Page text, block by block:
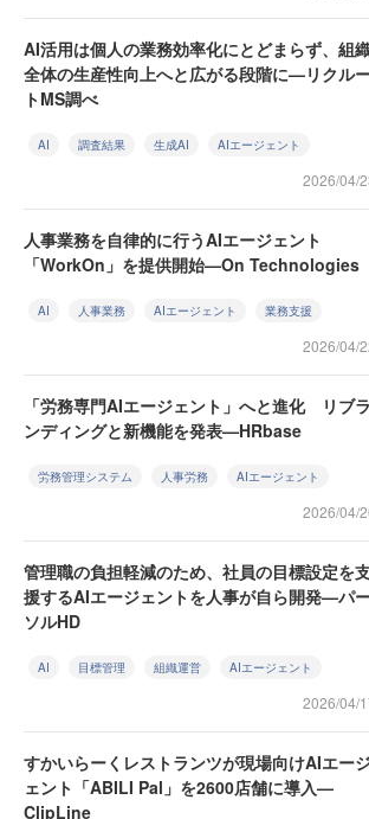
AI活用は個人の業務効率化にとどまらず、組
全体の生産性向上へと広がる段階に—リクル
トMS調べ
AI 調査結果 生成AI AIエージェント
2026/04/
人事業務を自律的に行うAIエージェント
「WorkOn」を提供開始—On Technologies
AI 人事業務 AIエージェント 業務支援
2026/04/
「労務専門AIエージェント」へと進化 リブラ
ンディングと新機能を発表—HRbase
労務管理システム 人事労務 AIエージェント
2026/04/
管理職の負担軽減のため、社員の目標設定を
援するAIエージェントを人事が自ら開発—パ
ソルHD
AI 目標管理 組織運営 AIエージェント
2026/04/
すかいらーくレストランツが現場向けAIエー
ェント「ABILI Pal」を2600店舗に導入—
ClipLine